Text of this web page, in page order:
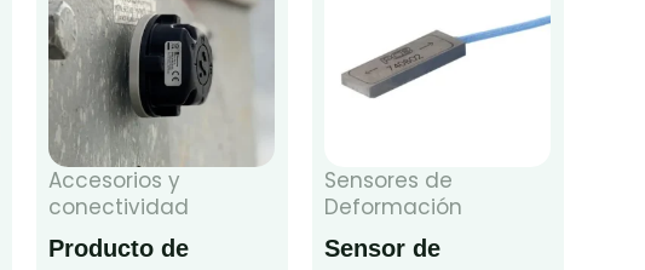
Accesorios y
conectividad
Producto de
Sensores de
Deformación
Sensor de